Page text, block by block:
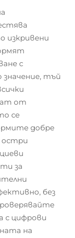
изкривени
с
тъй
от
се
добре
остри
за
без
с цифрови
на